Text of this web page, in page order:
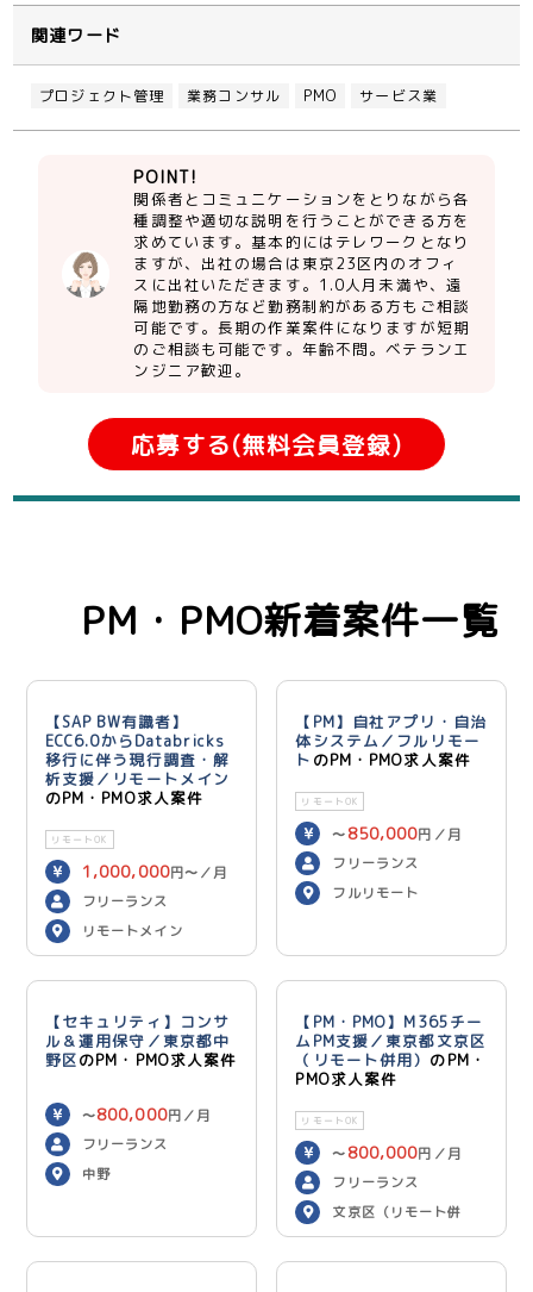
関連ワード
プロジェクト管理 業務コンサル PMO サービス業
POINT!
関係者とコミュニケーションをとりながら各
種調整や適切な説明を行うことができる方を
求めています。基本的にはテレワークとなり
ますが、出社の場合は東京23区内のオフィ
スに出社いただきます。1.0人月未満や、遠
隔地勤務の方など勤務制約がある方もご相談
可能です。長期の作業案件になりますが短期
のご相談も可能です。年齢不問。ベテランエ
ンジニア歓迎。
応募する(無料会員登録)
PM・PMO新着案件一覧
【SAP BW有識者】
ECC6.0からDatabricks
移行に伴う現行調査・解
析支援／リモートメイン
のPM・PMO求人案件
リモートOK
1,000,000円〜／月
フリーランス
リモートメイン
【PM】自社アプリ・自治
体システム／フルリモー
ト のPM・PMO求人案件
リモートOK
〜 850,000円／月
フリーランス
フルリモート
【セキュリティ】コンサ
ル＆運用保守／東京都中
野区のPM・PMO求人案件
〜800,000円／月
フリーランス
中野
【PM・PMO】M365チー
ムPM支援／東京都文京区
（リモート併用） のPM・
PMO求人案件
リモートOK
〜 800,000円／月
フリーランス
文京区（リモート併
用）